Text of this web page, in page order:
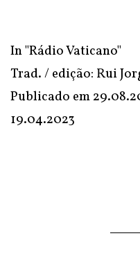
In"Rádio Vaticano"
Trad. / edição: Rui
Publicado em
19.04.2023